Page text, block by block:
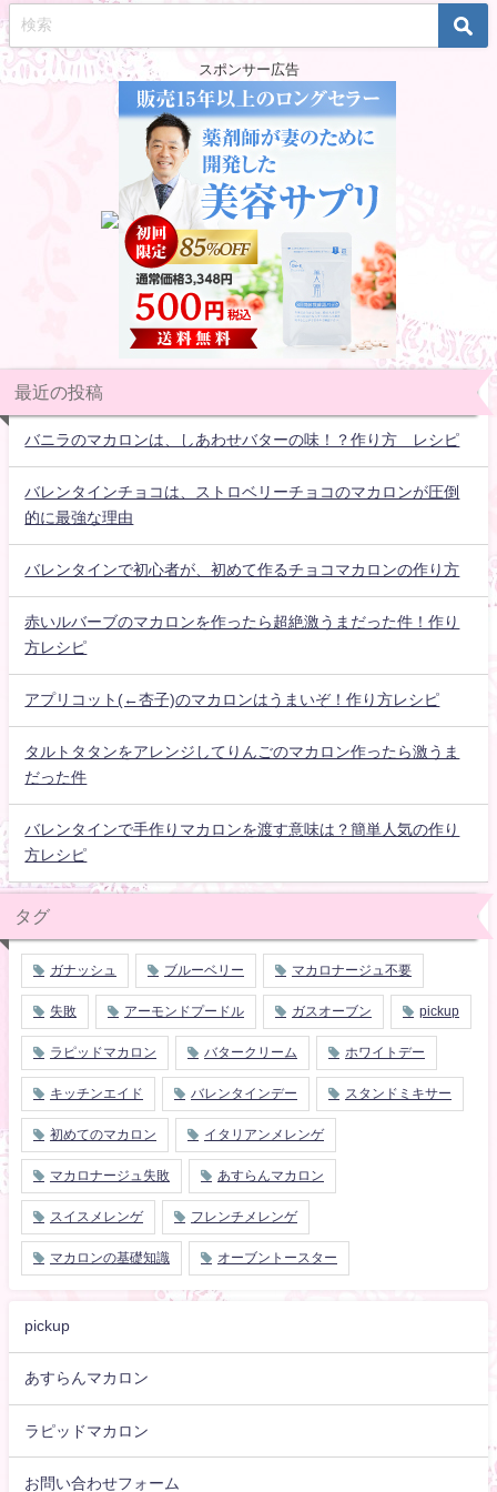
スポンサー広告
最近の投稿
バニラのマカロンは、しあわせバターの味！？作り方 レシピ
バレンタインチョコは、ストロベリーチョコのマカロンが圧倒
的に最強な理由
バレンタインで初心者が、初めて作るチョコマカロンの作り方
赤いルバーブのマカロンを作ったら超絶激うまだった件！作り
方レシピ
アプリコット(←杏子)のマカロンはうまいぞ！作り方レシピ
タルトタタンをアレンジしてりんごのマカロン作ったら激うま
だった件
バレンタインで手作りマカロンを渡す意味は？簡単人気の作り
方レシピ
タグ
ガナッシュ ブルーベリー マカロナージュ不要
失敗 アーモンドプードル ガスオーブン pickup
ラピッドマカロン バタークリーム ホワイトデー
キッチンエイド バレンタインデー スタンドミキサー
初めてのマカロン イタリアンメレンゲ
マカロナージュ失敗 あすらんマカロン
スイスメレンゲ フレンチメレンゲ
マカロンの基礎知識 オーブントースター
pickup
あすらんマカロン
ラピッドマカロン
お問い合わせフォーム